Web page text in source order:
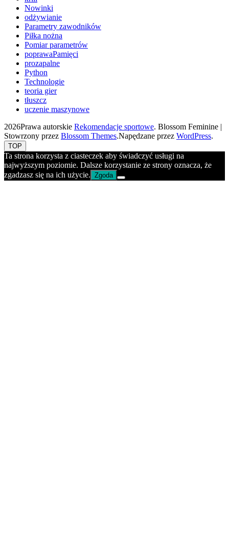
Nowinki
odżywianie
Parametry zawodników
Piłka nożna
Pomiar parametrów
poprawaPamięci
prozapalne
Python
Technologie
teoria gier
tłuszcz
uczenie maszynowe
2026Prawa autorskie Rekomendacje sportowe. Blossom Feminine |
Stowrzony przez Blossom Themes.Napędzane przez WordPress.
TOP
Ta strona korzysta z ciasteczek aby świadczyć usługi na
najwyższym poziomie. Dalsze korzystanie ze strony oznacza, że
zgadzasz się na ich użycie. Zgoda